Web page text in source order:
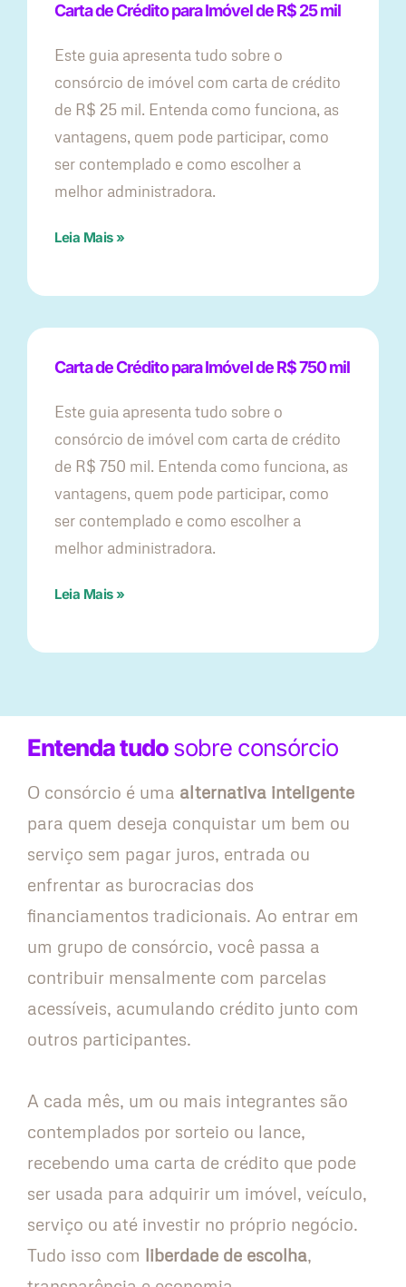
Carta de Crédito para Imóvel de R$ 25 mil
Este guia apresenta tudo sobre o
consórcio de imóvel com carta de crédito
de R$ 25 mil. Entenda como funciona, as
vantagens, quem pode participar, como
ser contemplado e como escolher a
melhor administradora.
Leia Mais »
Carta de Crédito para Imóvel de R$ 750 mil
Este guia apresenta tudo sobre o
consórcio de imóvel com carta de crédito
de R$ 750 mil. Entenda como funciona, as
vantagens, quem pode participar, como
ser contemplado e como escolher a
melhor administradora.
Leia Mais »
Entenda tudosobre consórcio
O consórcio é uma alternativa inteligente
para quem deseja conquistar um bem ou
serviço sem pagar juros, entrada ou
enfrentar as burocracias dos
financiamentos tradicionais. Ao entrar em
um grupo de consórcio, você passa a
contribuir mensalmente com parcelas
acessíveis, acumulando crédito junto com
outros participantes.
A cada mês, um ou mais integrantes são
contemplados por sorteio ou lance,
recebendo uma carta de crédito que pode
ser usada para adquirir um imóvel, veículo,
serviço ou até investir no próprio negócio.
Tudo isso com liberdade de escolha,